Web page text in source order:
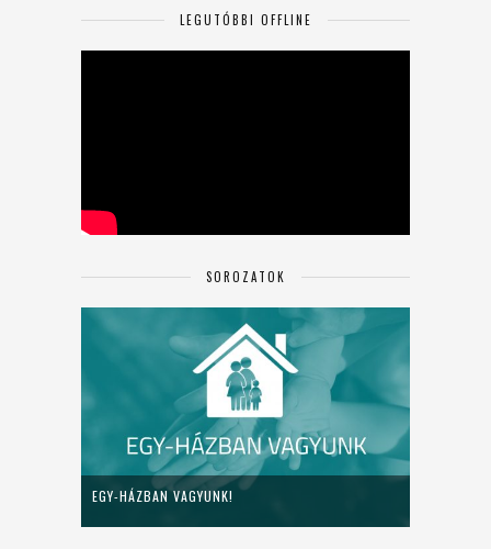
LEGUTÓBBI OFFLINE
SOROZATOK
EGY-HÁZBAN VAGYUNK!